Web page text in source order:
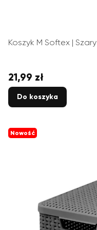
Koszyk M Softex | Szary
Cena
21,99 zł
Do koszyka
Nowość